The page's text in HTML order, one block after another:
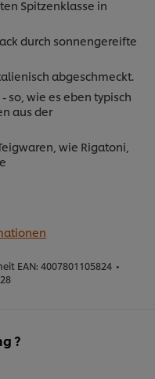
Spitzenklasse in
durch sonnengereifte
abgeschmeckt.
so, wie es eben typisch
aus der
wie Rigatoni,
EAN: 4007801105824 •
?